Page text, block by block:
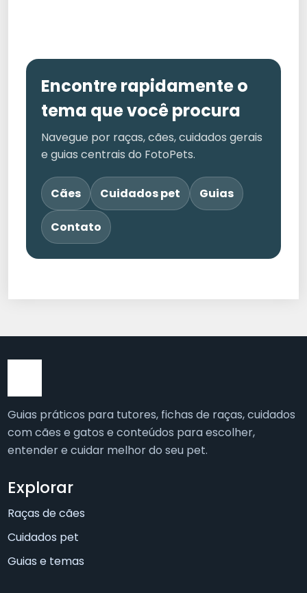
Encontre rapidamente o
tema que você procura
Navegue por raças, cães, cuidados gerais
e guias centrais do FotoPets.
Cães Cuidados pet Guias
Contato
Guias práticos para tutores, fichas de raças, cuidados
com cães e gatos e conteúdos para escolher,
entender e cuidar melhor do seu pet.
Explorar
Raças de cães
Cuidados pet
Guias e temas